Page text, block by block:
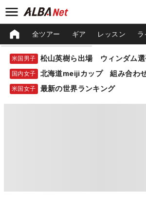
全ツアー ギア レッスン ラ
米国男子 松山英樹ら出場 ウィンダム選
国内女子 北海道meijiカップ 組み合わ
米国女子 最新の世界ランキング